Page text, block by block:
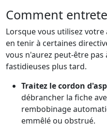
Comment
Lorsque vous utilisez votre
en tenir à certaines
vous n'aurez peut-être
fastidieuses plus tard.
Traitez le cordon
débrancher la fiche
rembobinage
emmêlé ou obstrué.